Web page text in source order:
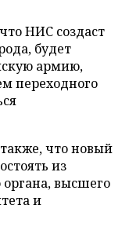
НИС создаст
будет
армию,
переходного
что новый
из
высшего
и